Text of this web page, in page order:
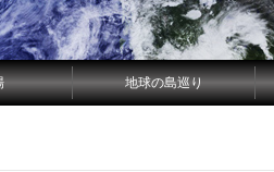
地球の島巡り